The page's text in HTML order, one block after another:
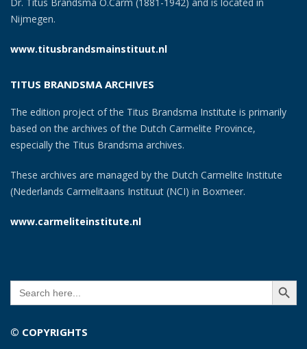
Nijmegen.
www.titusbrandsmainstituut.nl
TITUS BRANDSMA ARCHIVES
The edition project of the Titus Brandsma Institute is primarily
based on the archives of the Dutch Carmelite Province,
especially the Titus Brandsma archives.
These archives are managed by the Dutch Carmelite Institute
(Nederlands Carmelitaans Instituut (NCI) in Boxmeer.
www.carmeliteinstitute.nl
Search
for:
SEARCH
© COPYRIGHTS